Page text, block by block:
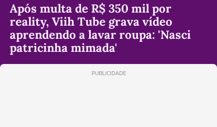
Após multa de R$ 350 mil por
reality, Viih Tube grava vídeo
aprendendo a lavar roupa: 'Nasci
patricinha mimada'
PUBLICIDADE